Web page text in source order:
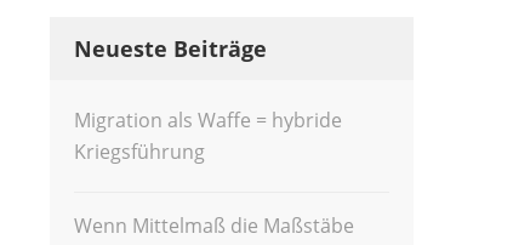
Neueste Beiträge
Migration als Waffe = hybride
Kriegsführung
Wenn Mittelmaß die Maßstäbe